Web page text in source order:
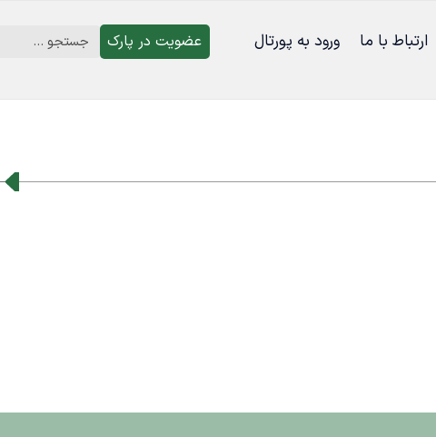
ارتباط با ما ورود به پورتال عضویت در پارک